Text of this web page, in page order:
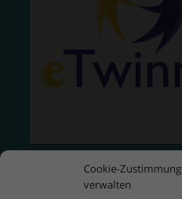
Cookie-Zustimmung
verwalten